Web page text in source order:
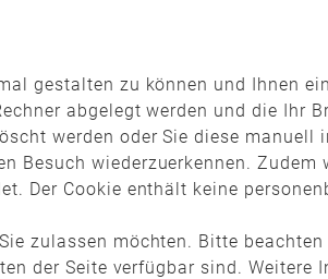
gestalten zu können und Ihnen
abgelegt werden und die Ihr
werden oder Sie diese manuell
Besuch wiederzuerkennen.
Der Cookie enthält keine
zulassen möchten. Bitte
der Seite verfügbar sind. Weitere